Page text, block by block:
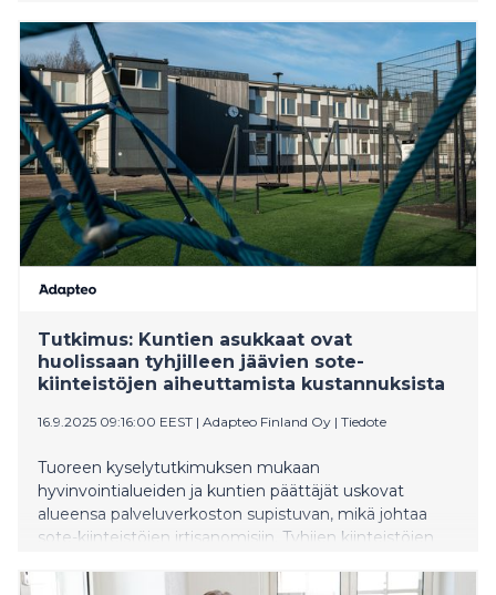
Tutkimus: Kuntien asukkaat ovat
huolissaan tyhjilleen jäävien sote-
kiinteistöjen aiheuttamista kustannuksista
16.9.2025 09:16:00 EEST | Adapteo Finland Oy | Tiedote
Tuoreen kyselytutkimuksen mukaan
hyvinvointialueiden ja kuntien päättäjät uskovat
alueensa palveluverkoston supistuvan, mikä johtaa
sote-kiinteistöjen irtisanomisiin. Tyhjien kiinteistöjen
asukkaita. Enemmistö heistä (58 %) pitää